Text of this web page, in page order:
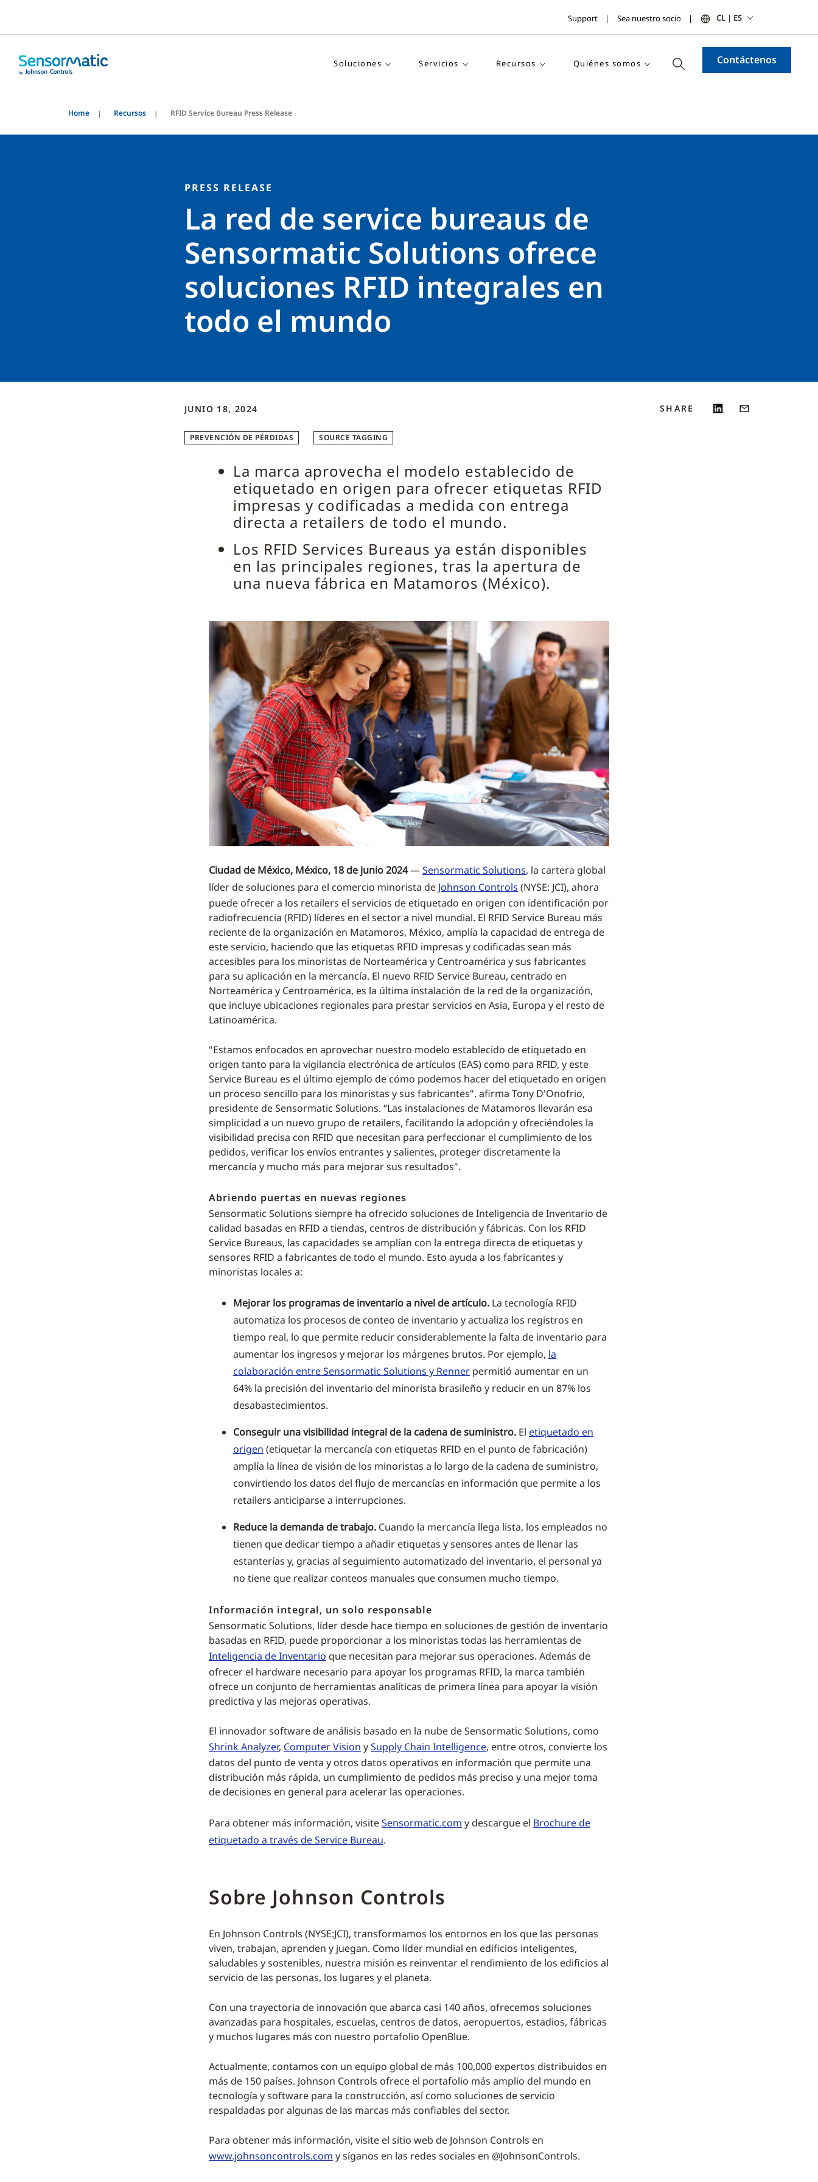
Support Sea nuestro socio CL | ES
Soluciones Servicios Recursos Quiénes somos Contáctenos
Home Recursos RFID Service Bureau Press Release
PRESS RELEASE
La red de service bureaus de
Sensormatic Solutions ofrece
soluciones RFID integrales en
todo el mundo
JUNIO 18, 2024
PREVENCIÓN DE PÉRDIDAS SOURCE TAGGING
SHARE
La marca aprovecha el modelo establecido de
etiquetado en origen para ofrecer etiquetas RFID
impresas y codificadas a medida con entrega
directa a retailers de todo el mundo.
Los RFID Services Bureaus ya están disponibles
en las principales regiones, tras la apertura de
una nueva fábrica en Matamoros (México).
Ciudad de México, México, 18 de junio 2024—Sensormatic Solutions, la cartera global
líder de soluciones para el comercio minorista de Johnson Controls (NYSE: JCI), ahora
puede ofrecer a los retailers el servicios de etiquetado en origen con identificación por
radiofrecuencia (RFID) líderes en el sector a nivel mundial. El RFID Service Bureau más
reciente de la organización en Matamoros, México, amplía la capacidad de entrega de
este servicio, haciendo que las etiquetas RFID impresas y codificadas sean más
accesibles para los minoristas de Norteamérica y Centroamérica y sus fabricantes
para su aplicación en la mercancía. El nuevo RFID Service Bureau, centrado en
Norteamérica y Centroamérica, es la última instalación de la red de la organización,
que incluye ubicaciones regionales para prestar servicios en Asia, Europa y el resto de
Latinoamérica.
"Estamos enfocados en aprovechar nuestro modelo establecido de etiquetado en
origen tanto para la vigilancia electrónica de artículos (EAS) como para RFID, y este
Service Bureau es el último ejemplo de cómo podemos hacer del etiquetado en origen
un proceso sencillo para los minoristas y sus fabricantes". afirma Tony D'Onofrio,
presidente de Sensormatic Solutions. “Las instalaciones de Matamoros llevarán esa
simplicidad a un nuevo grupo de retailers, facilitando la adopción y ofreciéndoles la
visibilidad precisa con RFID que necesitan para perfeccionar el cumplimiento de los
pedidos, verificar los envíos entrantes y salientes, proteger discretamente la
mercancía y mucho más para mejorar sus resultados".
Abriendo puertas en nuevas regiones
Sensormatic Solutions siempre ha ofrecido soluciones de Inteligencia de Inventario de
calidad basadas en RFID a tiendas, centros de distribución y fábricas. Con los RFID
Service Bureaus, las capacidades se amplían con la entrega directa de etiquetas y
sensores RFID a fabricantes de todo el mundo. Esto ayuda a los fabricantes y
minoristas locales a:
Mejorar los programas de inventario a nivel de artículo. La tecnología RFID
automatiza los procesos de conteo de inventario y actualiza los registros en
tiempo real, lo que permite reducir considerablemente la falta de inventario para
aumentar los ingresos y mejorar los márgenes brutos. Por ejemplo, la
colaboración entre Sensormatic Solutions y Renner permitió aumentar en un
64% la precisión del inventario del minorista brasileño y reducir en un 87% los
desabastecimientos.
Conseguir una visibilidad integral de la cadena de suministro. El etiquetado en
origen (etiquetar la mercancía con etiquetas RFID en el punto de fabricación)
amplía la línea de visión de los minoristas a lo largo de la cadena de suministro,
convirtiendo los datos del flujo de mercancías en información que permite a los
retailers anticiparse a interrupciones.
Reduce la demanda de trabajo. Cuando la mercancía llega lista, los empleados no
tienen que dedicar tiempo a añadir etiquetas y sensores antes de llenar las
estanterías y, gracias al seguimiento automatizado del inventario, el personal ya
no tiene que realizar conteos manuales que consumen mucho tiempo.
Información integral, un solo responsable
Sensormatic Solutions, líder desde hace tiempo en soluciones de gestión de inventario
basadas en RFID, puede proporcionar a los minoristas todas las herramientas de
Inteligencia de Inventario que necesitan para mejorar sus operaciones. Además de
ofrecer el hardware necesario para apoyar los programas RFID, la marca también
ofrece un conjunto de herramientas analíticas de primera línea para apoyar la visión
predictiva y las mejoras operativas.
El innovador software de análisis basado en la nube de Sensormatic Solutions, como
Shrink Analyzer, Computer Vision ySupply Chain Intelligence, entre otros, convierte los
datos del punto de venta y otros datos operativos en información que permite una
distribución más rápida, un cumplimiento de pedidos más preciso y una mejor toma
de decisiones en general para acelerar las operaciones.
Para obtener más información, visiteSensormatic.com y descargue el Brochure de
etiquetado a través de Service Bureau.
Sobre Johnson Controls
En Johnson Controls (NYSE:JCI), transformamos los entornos en los que las personas
viven, trabajan, aprenden y juegan. Como líder mundial en edificios inteligentes,
saludables y sostenibles, nuestra misión es reinventar el rendimiento de los edificios al
servicio de las personas, los lugares y el planeta.
Con una trayectoria de innovación que abarca casi 140 años, ofrecemos soluciones
avanzadas para hospitales, escuelas, centros de datos, aeropuertos, estadios, fábricas
y muchos lugares más con nuestro portafolio OpenBlue.
Actualmente, contamos con un equipo global de más 100,000 expertos distribuidos en
más de 150 países. Johnson Controls ofrece el portafolio más amplio del mundo en
tecnología y software para la construcción, así como soluciones de servicio
respaldadas por algunas de las marcas más confiables del sector.
Para obtener más información, visite el sitio web de Johnson Controls en
www.johnsoncontrols.com y síganos en las redes sociales en @JohnsonControls.